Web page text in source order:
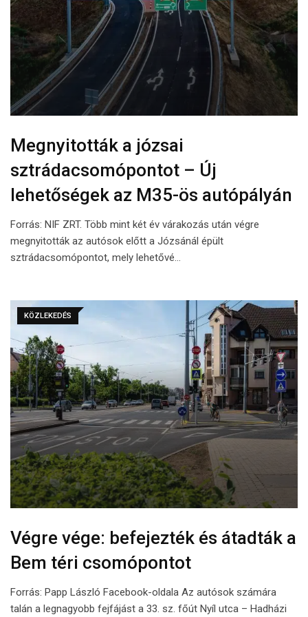
Megnyitották a józsai
sztrádacsomópontot – Új
lehetőségek az M35-ös autópályán
Forrás: NIF ZRT. Több mint két év várakozás után végre
megnyitották az autósok előtt a Józsánál épült
sztrádacsomópontot, mely lehetővé…
KÖZLEKEDÉS
Végre vége: befejezték és átadták a
Bem téri csomópontot
Forrás: Papp László Facebook-oldala Az autósok számára
talán a legnagyobb fejfájást a 33. sz. főút Nyíl utca – Hadházi